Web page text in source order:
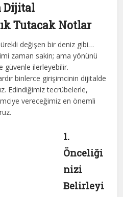
Dijital
Tutacak Notlar
değişen bir deniz gibi…
zaman sakin; ama yönünü
güvenle ilerleyebilir.
binlerce girişimcinin dijitalde
Edindiğimiz tecrübelerle,
vereceğimiz en önemli
1.
Önceliği
nizi
Belirleyi